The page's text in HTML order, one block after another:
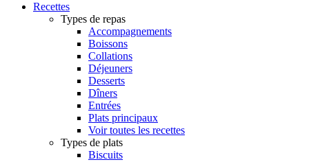
Recettes
Types de repas
Accompagnements
Boissons
Collations
Déjeuners
Desserts
Dîners
Entrées
Plats principaux
Voir toutes les recettes
Types de plats
Biscuits